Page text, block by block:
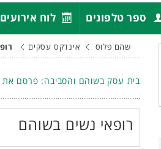
ספר טלפונים לוח אירועים
שהם פלוס אינדקס עסקים
בית עסק בשוהם והסביבה: פרסם
רופאי נשים בשוהם